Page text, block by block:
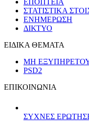
ΕΠΟΠΤΕΙΑ
ΣΤΑΤΙΣΤΙΚΑ
ΕΝΗΜΕΡΩΣΗ
ΔΙΚΤΥΟ
ΕΙΔΙΚΑ ΘΕΜΑΤΑ
ΜΗ
PSD2
ΕΠΙΚΟΙΝΩΝΙΑ
ΣΥΧΝΕΣ